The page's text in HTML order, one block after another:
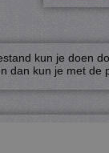
kun je doen
dan kun je met de